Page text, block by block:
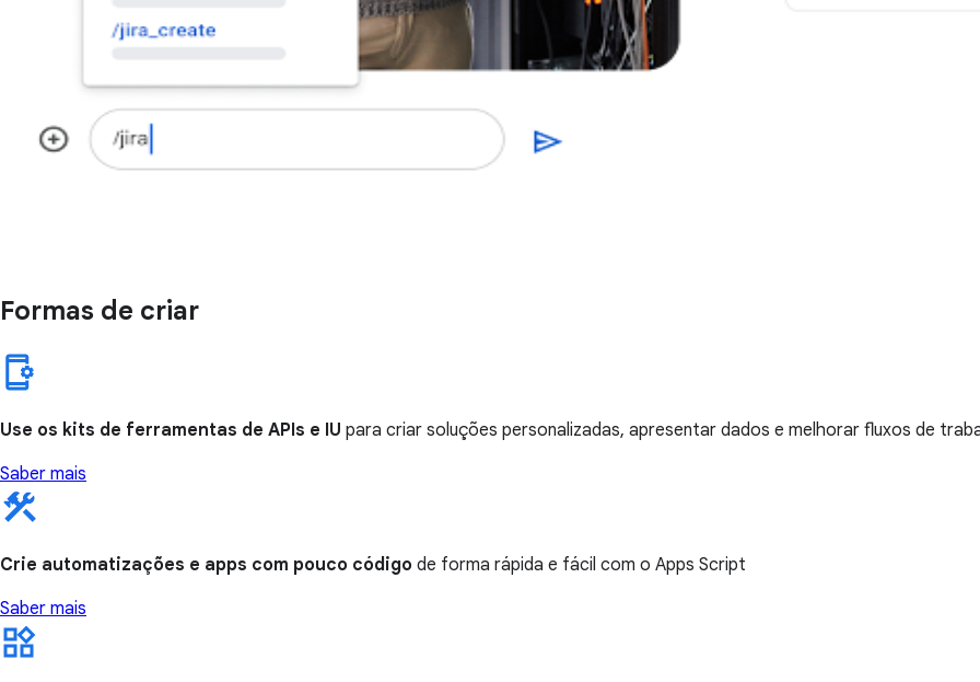
Formas de criar
Use os kits de ferramentas de APIs e IU para criar soluções personalizadas, apresentar dados e melhorar fluxos de
Saber mais
Crie automatizações e apps com pouco código de forma rápida e fácil com o Apps Script
Saber mais